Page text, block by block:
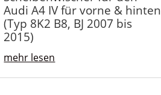
Audi A4 IV für vorne & hinten
(Typ 8K2 B8, BJ 2007 bis
2015)
mehr lesen